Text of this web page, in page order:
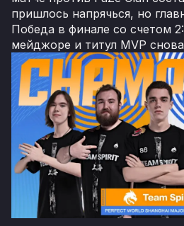
пришлось напрячься, но
Победа в финале со счетом
мейджоре и титул MVP